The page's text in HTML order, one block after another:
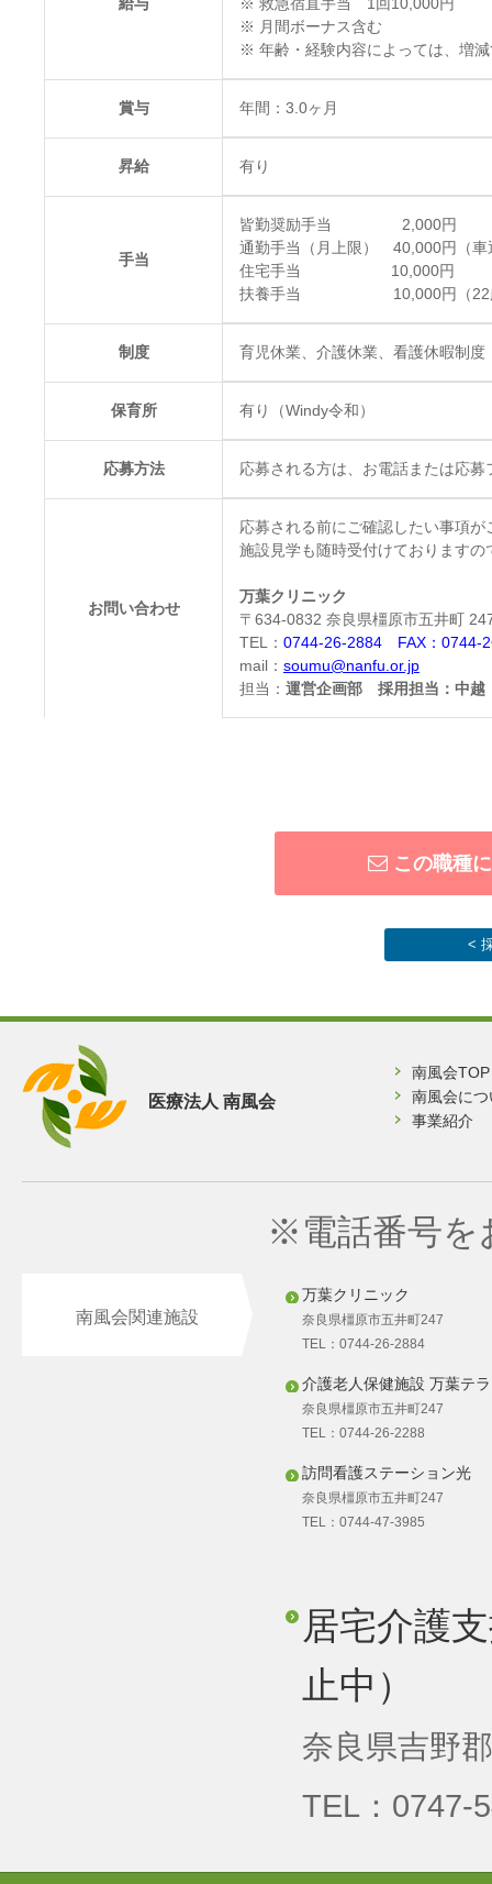
※ 救急宿直手当 1回10,000円
※ 月間ボーナス含む
※ 年齢・経験内容によっては、増
賞与 年間：3.0ヶ月
昇給 有り
手当
皆勤奨励手当 2,000円
通勤手当（月上限） 40,000円（車
住宅手当 10,000円
扶養手当 10,000円（22歳以
制度 育児休業、介護休業、看護休暇制
保育所 有り（Windy令和）
応募方法 応募される方は、お電話または応
お問い合わせ
応募される前にご確認したい事項
施設見学も随時受付けております
万葉クリニック
〒634-0832 奈良県橿原市五井町
TEL： 0744-26-2884 FAX：0744-
mail： soumu@nanfu.or.jp
担当： 運営企画部 採用担当：中越
この職種
<
医療法人 南風会
南風会TOP
南風会につ
事業紹介
※電話番号を
南風会関連施設
万葉クリニック
奈良県橿原市五井町247
TEL：0744-26-2884
介護老人保健施設 万葉テ
奈良県橿原市五井町247
TEL：0744-26-2288
訪問看護ステーション光
奈良県橿原市五井町247
TEL：0744-47-3985
居宅介護
止中）
奈良県吉野
TEL：0747-